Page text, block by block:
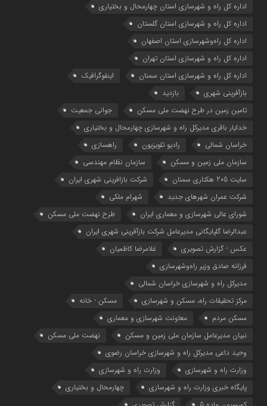
اداره كل راه و شهرسازي استان چهارمحال و بختياري
اداره كل راه و شهرسازي استان گلستان
اداره كل راه‌و‌شهرسازي استان اصفهان
اداره کل راه و شهرسازی استان تهران
اداره کل راه و شهرسازی استان سمنان
اینفوگرافیک
بازآفرینی شهری
بازدید
تامین زمین در طرح نهضت ملی مسکن
جوانی جمعیت
خدایار باقری مدیرکل راه و شهرسازی چهارمحال و بختیاری
خراسان شمالی
رادیو تلویزیون
راهسازی
سازمان ملی زمین و مسکن
سازمان نظام مهندسی
سایت 205 هکتاری سمنان
شرکت بازافرینی شهری ایران
شرکت عمران شهرهای جدید
شهرام ملکی
شوراي عالي شهرسازی و معماري ايران
طرح نهضت ملی مسکن
عبدالرضا گلپایگانی مدیرعامل شرکت بازآفرینی شهری ایران
عکس - گزارش تصویری
غلامرضا کاظمیان
فرزانه صادق وزیر راه‌وشهرسازی
مدیرکل راه و شهرسازی خراسان شمالی
مرکز تحقیقات راه، مسکن و شهرسازی
مسکن - خانه
مسکن مردم
معاونت شهرسازي و معماري
نبیان مدیرعامل سازمان ملی زمین و مسکن
نهضت ملی مسکن
وحید داعی مدیرکل راه و شهرسازی خراسان رضوی
وزارت راه و شهرسازي
وزارت راه و شهرسازی
پایگاه خبری وزارت راه و شهرسازی
چهارمحال و بختیاری